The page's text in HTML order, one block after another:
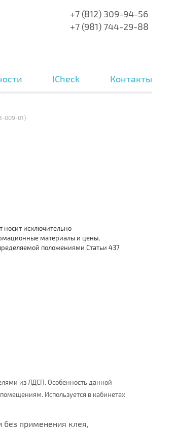
+7 (812) 309-94-56
+7 (981) 744-29-88
ICheck Контакты
009-01)
исключительно
материалы и цены,
положениями Статьи 437
из ЛДСП. Особенность данной
Используется в кабинетах
применения клея,